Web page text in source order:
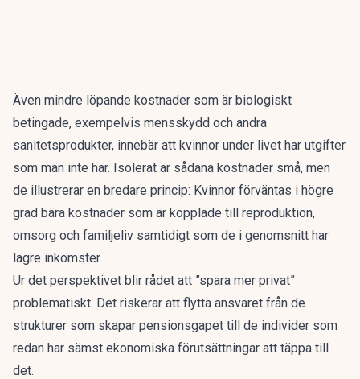
Även mindre löpande kostnader som är biologiskt
betingade, exempelvis mensskydd och andra
sanitetsprodukter, innebär att kvinnor under livet har utgifter
som män inte har. Isolerat är sådana kostnader små, men
de illustrerar en bredare princip: Kvinnor förväntas i högre
grad bära kostnader som är kopplade till reproduktion,
omsorg och familjeliv samtidigt som de i genomsnitt har
lägre inkomster.
Ur det perspektivet blir rådet att ”spara mer privat”
problematiskt. Det riskerar att flytta ansvaret från de
strukturer som skapar pensionsgapet till de individer som
redan har sämst ekonomiska förutsättningar att täppa till
det.